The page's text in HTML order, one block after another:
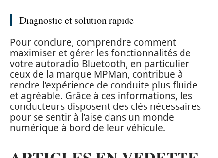
Diagnostic et solution rapide
Pour conclure, comprendre comment
maximiser et gérer les fonctionnalités de
votre autoradio Bluetooth, en particulier
ceux de la marque MPMan, contribue à
rendre l’expérience de conduite plus fluide
et agréable. Grâce à ces informations, les
conducteurs disposent des clés nécessaires
pour se sentir à l’aise dans un monde
numérique à bord de leur véhicule.